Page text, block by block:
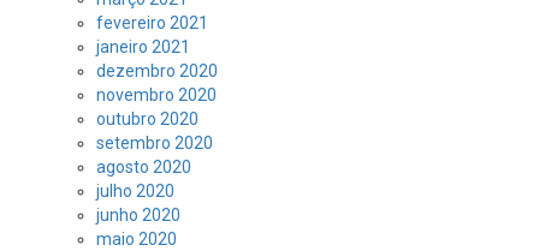
fevereiro 2021
janeiro 2021
dezembro 2020
novembro 2020
outubro 2020
setembro 2020
agosto 2020
julho 2020
junho 2020
maio 2020